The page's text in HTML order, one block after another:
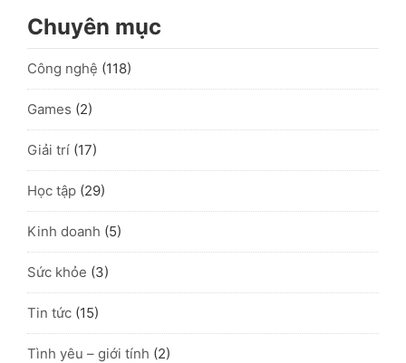
Chuyên mục
Công nghệ (118)
Games (2)
Giải trí (17)
Học tập (29)
Kinh doanh (5)
Sức khỏe (3)
Tin tức (15)
Tình yêu – giới tính (2)